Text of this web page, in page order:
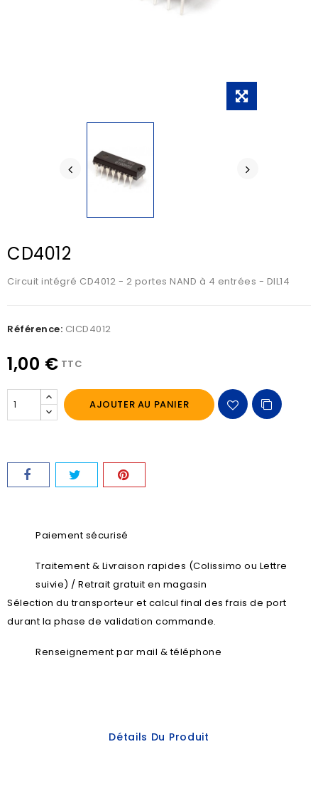
CD4012
Circuit intégré CD4012 - 2 portes NAND à 4 entrées - DIL14
Référence: CICD4012
1,00 € TTC
AJOUTER AU PANIER
Paiement sécurisé
Traitement & Livraison rapides (Colissimo ou Lettre
suivie) / Retrait gratuit en magasin
Sélection du transporteur et calcul final des frais de port
durant la phase de validation commande.
Renseignement par mail & téléphone
Détails Du Produit